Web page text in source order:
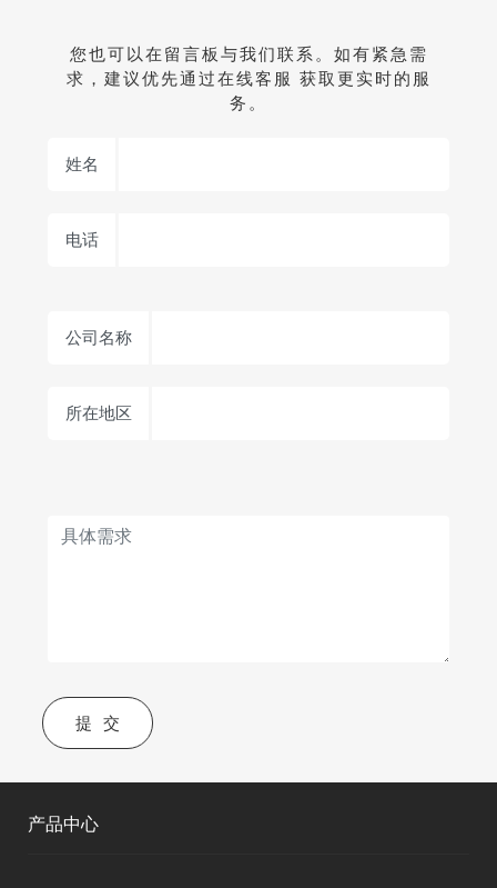
您也可以在留言板与我们联系。如有紧急需
求，建议优先通过在线客服 获取更实时的服
务。
姓名
电话
公司名称
所在地区
提交
产品中心